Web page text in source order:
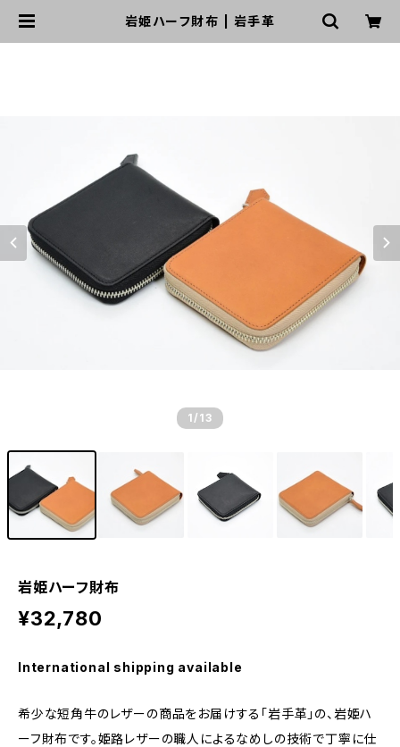
岩姫ハーフ財布 | 岩手革
1 /13
岩姫ハーフ財布
¥32,780
International shipping available
希少な短角牛のレザーの商品をお届けする「岩手革」の、岩姫ハ
ーフ財布です。姫路レザーの職人によるなめしの技術で丁寧に仕